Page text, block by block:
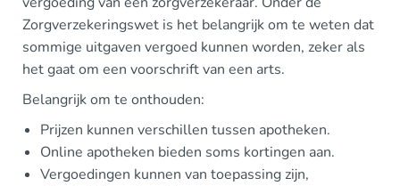
Zorgverzekeringswet is het belangrijk om te weten dat
sommige uitgaven vergoed kunnen worden, zeker als
het gaat om een voorschrift van een arts.
Belangrijk om te onthouden:
Prijzen kunnen verschillen tussen apotheken.
Online apotheken bieden soms kortingen aan.
Vergoedingen kunnen van toepassing zijn,